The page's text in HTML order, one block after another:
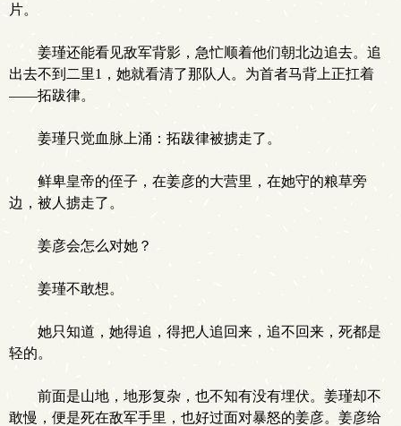
片。
姜瑾还能看见敌军背影，急忙顺着他们朝北边追去。追
出去不到二里1，她就看清了那队人。为首者马背上正扛着
——拓跋律。
姜瑾只觉血脉上涌：拓跋律被掳走了。
鲜卑皇帝的侄子，在姜彦的大营里，在她守的粮草旁
边，被人掳走了。
姜彦会怎么对她？
姜瑾不敢想。
她只知道，她得追，得把人追回来，追不回来，死都是
轻的。
前面是山地，地形复杂，也不知有没有埋伏。姜瑾却不
敢慢，便是死在敌军手里，也好过面对暴怒的姜彦。姜彦给